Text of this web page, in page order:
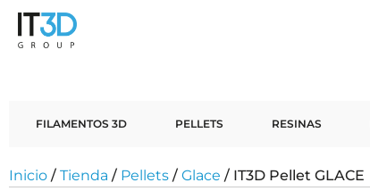
FILAMENTOS 3D PELLETS RESINAS
Inicio / Tienda / Pellets / Glace / IT3D Pellet GLACE